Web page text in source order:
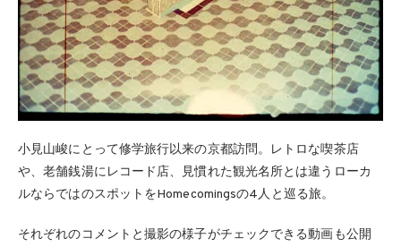
小見山峻にとって修学旅行以来の京都訪問。レトロな喫茶店
や、老舗銭湯にレコード店、見慣れた観光名所とは違うローカ
ルならではのスポットをHomecomingsの4人と巡る旅。
それぞれのコメントと撮影の様子がチェックできる動画も公開